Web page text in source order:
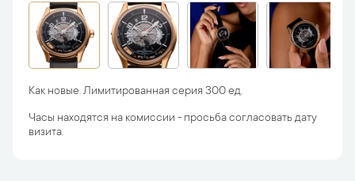
Как новые. Лимитированная серия 300 ед.
Часы находятся на комиссии - просьба согласовать дату
визита.